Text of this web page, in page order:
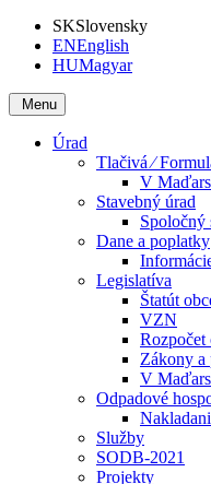
SKSlovensky
ENEnglish
HUMagyar
Menu
Úrad
Tlačivá ⁄
V
Stavebný úrad
Spoločný
Dane a poplatky
Legislatíva
Štatút
VZN
Rozpočet
Zákony a
V
Odpadové
Služby
SODB-2021
Projekty